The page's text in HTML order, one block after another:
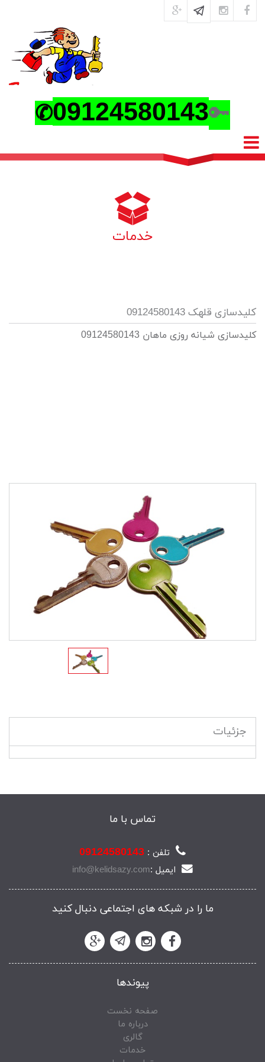
✆09124580143🔑
خدمات
کلیدسازی قلهک 09124580143
کلیدسازی شیانه روزی ماهان 09124580143
جزئیات
تماس با ما
تلفن : 09124580143
ایمیل :info@kelidsazy.com
ما را در شبکه های اجتماعی دنبال کنید
پیوندها
صفحه نخست
درباره ما
گالری
خدمات